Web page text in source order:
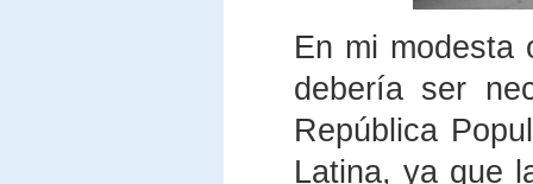
En mi modesta
debería ser
República
Latina, ya que